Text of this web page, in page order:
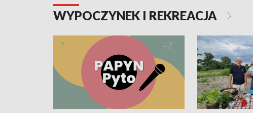
WYPOCZYNEK I REKREACJA